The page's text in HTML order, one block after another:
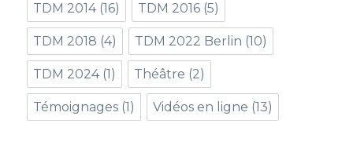
TDM 2014(16) TDM 2016 (5)
TDM 2018 (4) TDM 2022 Berlin (10)
TDM 2024(1) Théâtre (2)
Témoignages (1) Vidéos en ligne (13)